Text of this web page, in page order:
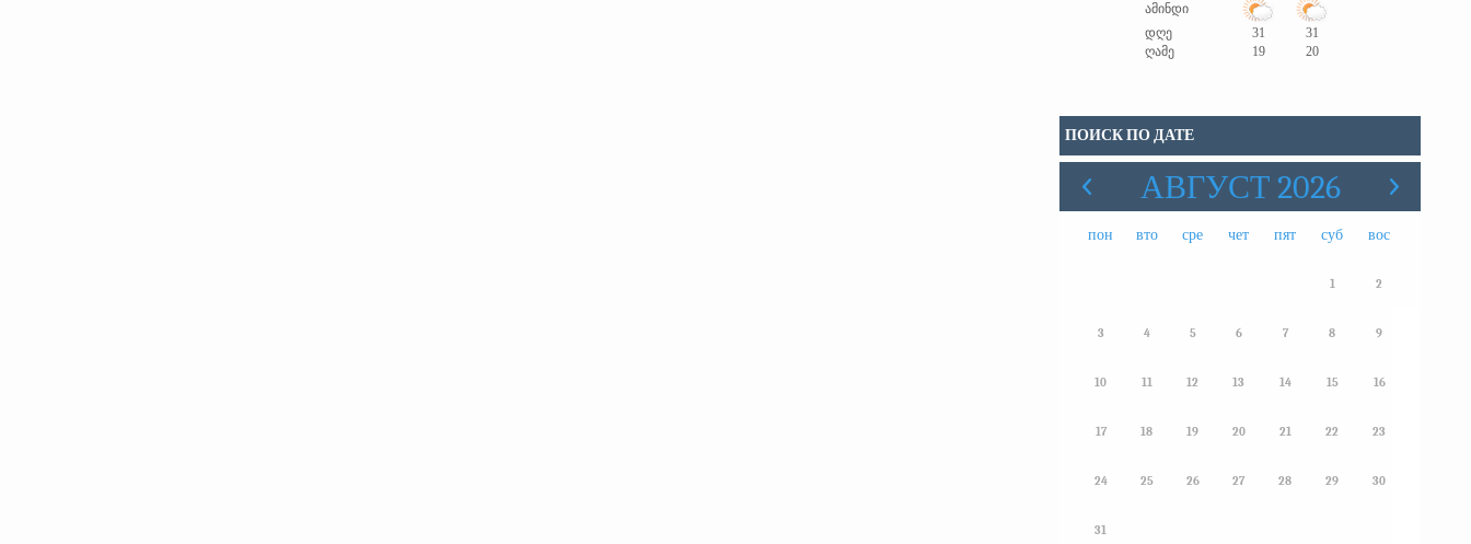
ამინდი
დღე
31
31
ღამე
19 20
ПОИСК ПО ДАТЕ
АВГУСТ 2026
пон вто сре чет пят суб вос
1 2
3 4 5 6 7 8 9
10 11 12 13 14 15 16
17 18 19 20 21 22 23
24 25 26 27 28 29 30
31